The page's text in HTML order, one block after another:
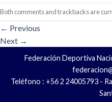
Both comments and trackbacks are
← Previous
Next →
Federación Deportiva
Teléfono : +56 2 24005793 -